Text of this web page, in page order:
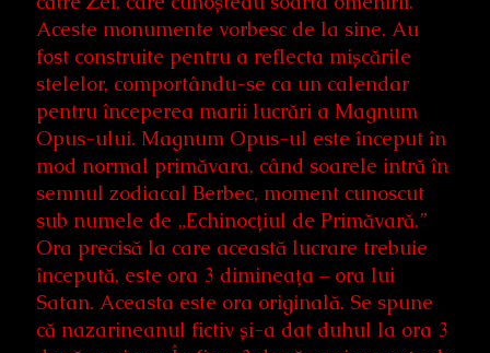
Aceste monumente vorbesc de la sine. Au
fost construite pentru a reflecta mișcările
stelelor, comportându-se ca un calendar
pentru începerea marii lucrări a Magnum
Opus-ului. Magnum Opus-ul este început în
mod normal primăvara, când soarele intră în
semnul zodiacal Berbec, moment cunoscut
sub numele de „Echinocțiul de Primăvară.”
Ora precisă la care această lucrare trebuie
începută, este ora 3 dimineața – ora lui
Satan. Aceasta este ora originală. Se spune
că nazarineanul fictiv și-a dat duhul la ora 3